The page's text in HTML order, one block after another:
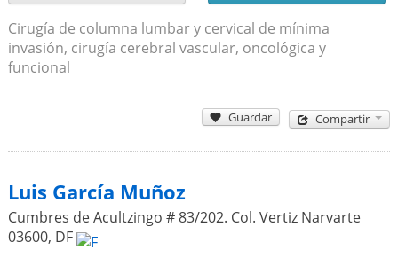
Cirugía de columna lumbar y cervical de mínima
invasión, cirugía cerebral vascular, oncológica y
funcional
Guardar Compartir
Luis García Muñoz
Cumbres de Acultzingo # 83/202. Col. Vertiz Narvarte
03600, DF